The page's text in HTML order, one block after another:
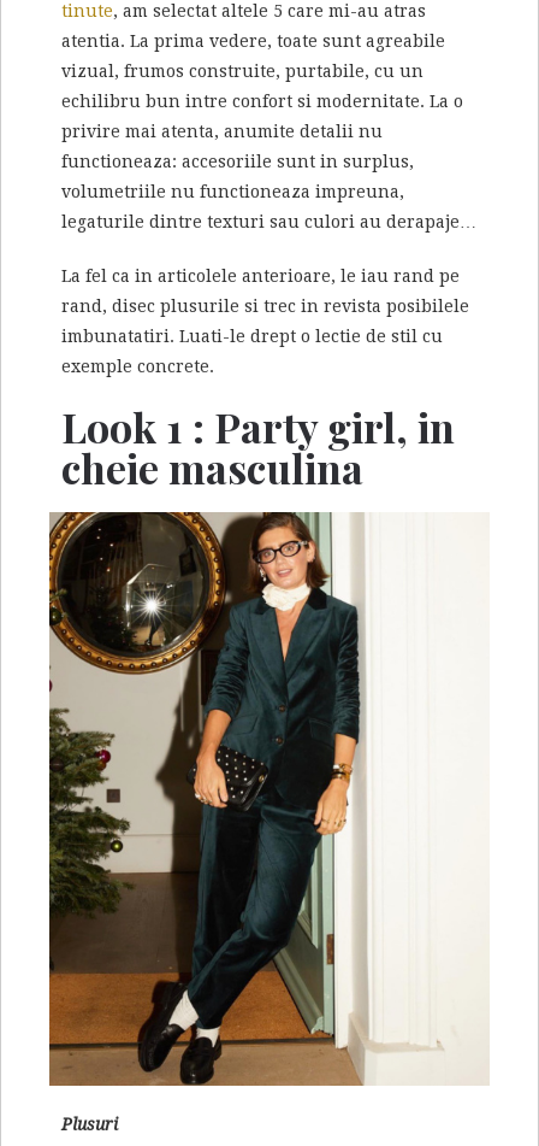
tinute, am selectat altele 5 care mi-au atras
atentia. La prima vedere, toate sunt agreabile
vizual, frumos construite, purtabile, cu un
echilibru bun intre confort si modernitate. La o
privire mai atenta, anumite detalii nu
functioneaza: accesoriile sunt in surplus,
volumetriile nu functioneaza impreuna,
legaturile dintre texturi sau culori au derapaje…
La fel ca in articolele anterioare, le iau rand pe
rand, disec plusurile si trec in revista posibilele
imbunatatiri. Luati-le drept o lectie de stil cu
exemple concrete.
Look 1 : Party girl, in
cheie masculina
Plusuri